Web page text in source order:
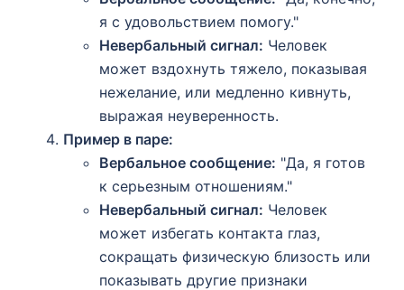
я с удовольствием помогу."
Невербальный сигнал: Человек
может вздохнуть тяжело, показывая
нежелание, или медленно кивнуть,
выражая неуверенность.
Пример в паре:
Вербальное сообщение: "Да, я готов
к серьезным отношениям."
Невербальный сигнал: Человек
может избегать контакта глаз,
сокращать физическую близость или
показывать другие признаки